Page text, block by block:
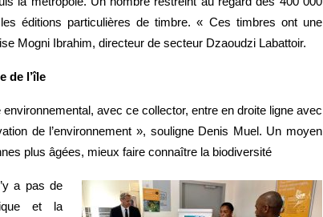
éditions particulières de timbre. « Ces timbres ont une
Mogni Ibrahim, directeur de secteur Dzaoudzi Labattoir.
de l’île
avec ce collector, entre en droite ligne avec
de l’environnement », souligne Denis Muel. Un moyen
plus âgées, mieux faire connaître la biodiversité
a pas de
et la